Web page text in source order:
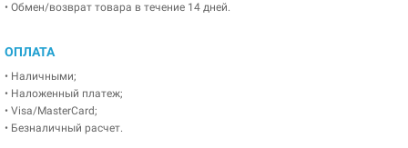
• Обмен/возврат товара в течение 14 дней.
ОПЛАТА
• Наличными;
• Наложенный платеж;
• Visa/MasterCard;
• Безналичный расчет.